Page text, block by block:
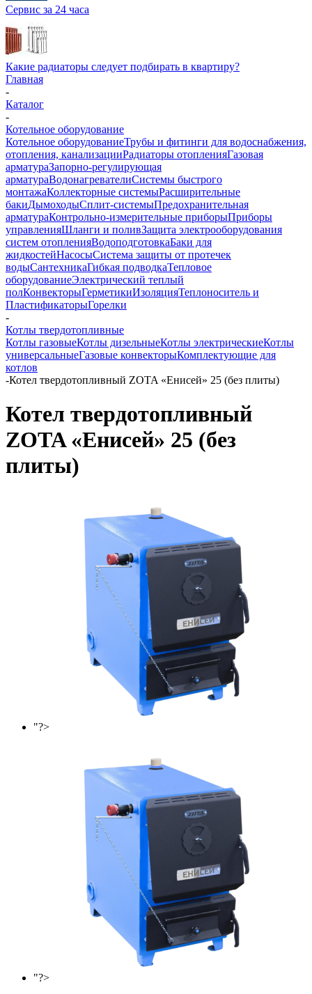
Сервис за 24 часа
Какие радиаторы следует подбирать в квартиру?
Главная
-
Каталог
-
Котельное оборудование
Котельное оборудованиеТрубы и фитинги для водоснабжения,
отопления, канализацииРадиаторы отопленияГазовая
арматураЗапорно-регулирующая
арматураВодонагревателиСистемы быстрого
монтажаКоллекторные системыРасширительные
бакиДымоходыСплит-системыПредохранительная
арматураКонтрольно-измерительные приборыПриборы
управленияШланги и поливЗащита электрооборудования
систем отопленияВодоподготовкаБаки для
жидкостейНасосыСистема защиты от протечек
водыСантехникаГибкая подводкаТепловое
оборудованиеЭлектрический теплый
полКонвекторыГерметикиИзоляцияТеплоноситель и
ПластификаторыГорелки
-
Котлы твердотопливные
Котлы газовыеКотлы дизельныеКотлы электрическиеКотлы
универсальныеГазовые конвекторыКомплектующие для
котлов
-Котел твердотопливный ZOTA «Енисей» 25 (без плиты)
Котел твердотопливный
ZOTA «Енисей» 25 (без
плиты)
"?>
"?>